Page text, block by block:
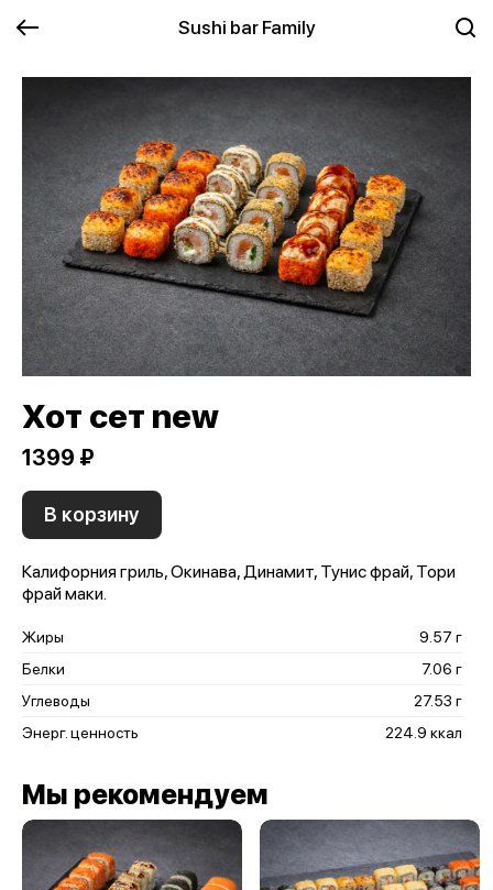
Sushi bar Family
Хот сет new
1399 ₽
В корзину
Калифорния гриль, Окинава, Динамит, Тунис фрай, Тори
фрай маки.
Жиры
9.57 г
Белки
7.06 г
Углеводы
27.53 г
Энерг. ценность
224.9 ккал
Мы рекомендуем